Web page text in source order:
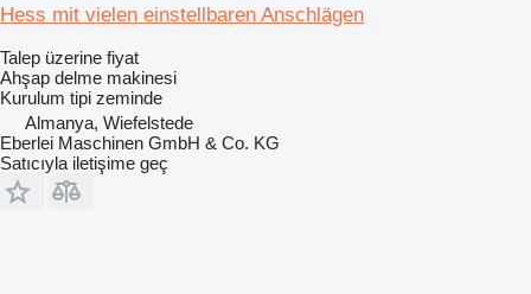
Hess mit vielen einstellbaren Anschlägen
Talep üzerine fiyat
Ahşap delme makinesi
Kurulum tipi zeminde
Almanya, Wiefelstede
Eberlei Maschinen GmbH & Co. KG
Satıcıyla iletişime geç